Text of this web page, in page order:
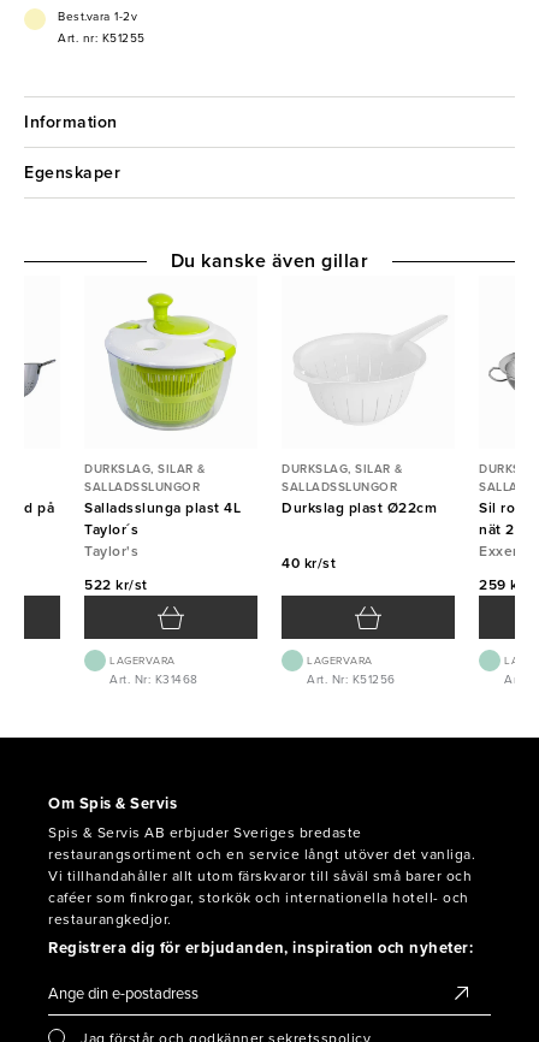
Best.vara 1-2v
Art. nr: K51255
Information
Egenskaper
på
DURKSLAG, SILAR &
SALLADSSLUNGOR
Salladsslunga plast 4L
Taylor´s
Taylor's
522 kr/st
LAGERVARA
Art. Nr: K31468
DURKSLAG, SILAR &
SALLADSSLUNGOR
Durkslag plast Ø22cm
40 kr/st
LAGERVARA
Art. Nr: K51256
Sil
nät
Exxent
259 kr/
Art.
Du kanske även gillar
Om Spis & Servis
Spis & Servis AB erbjuder Sveriges bredaste
restaurangsortiment och en service långt utöver det vanliga.
Vi tillhandahåller allt utom färskvaror till såväl små barer och
caféer som finkrogar, storkök och internationella hotell- och
restaurangkedjor.
Registrera dig för erbjudanden, inspiration och nyheter:
Jag förstår och godkänner sekretsspolicy